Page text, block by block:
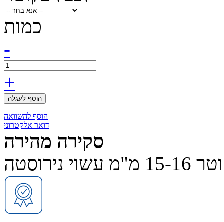
כמות
-
+
הוסף לעגלה
הוסף להשוואה
דואר אלקטרוני
סקירה מהירה